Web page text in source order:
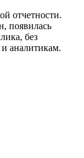
отчетности.
появилась
без
и аналитикам.